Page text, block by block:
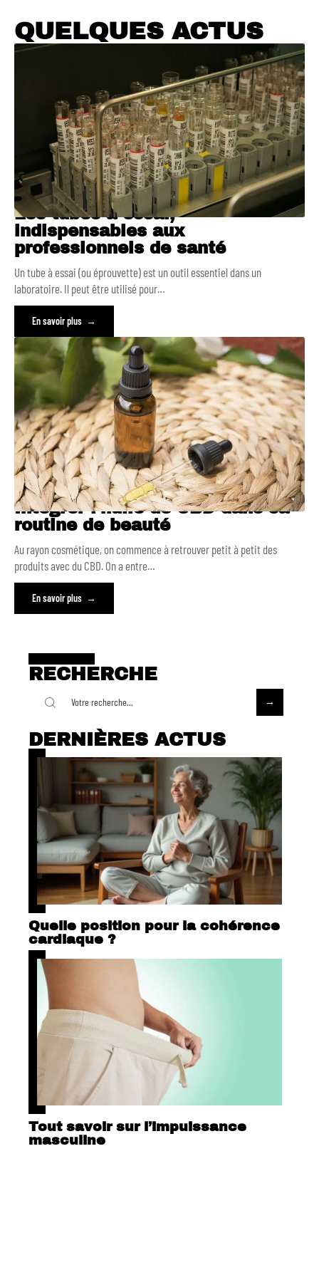
QUELQUES ACTUS
Les tubes à essai,
indispensables aux
professionnels de santé
Un tube à essai (ou éprouvette) est un outil essentiel dans un
laboratoire. Il peut être utilisé pour…
En savoir plus
Intégrer l’huile de CBD dans sa
routine de beauté
Au rayon cosmétique, on commence à retrouver petit à petit des
produits avec du CBD. On a entre…
En savoir plus
RECHERCHE
DERNIÈRES ACTUS
Quelle position pour la cohérence
cardiaque ?
Tout savoir sur l’impuissance
masculine